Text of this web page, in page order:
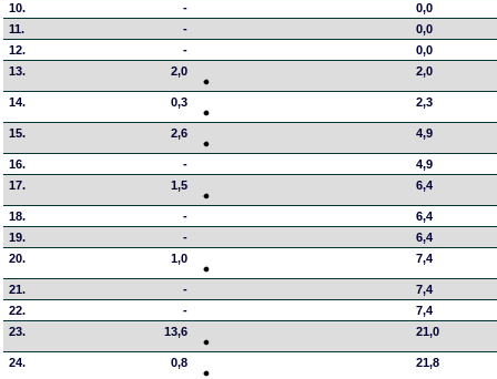
10.
-
0,0
11.
-
0,0
12.
-
0,0
13.
2,0 2,0
14. 0,3 2,3
15. 2,6 4,9
16. -
4,9
17.
1,5 6,4
18. -
6,4
19.
-
6,4
20.
1,0 7,4
21. -
7,4
22.
-
7,4
23.
13,6 21,0
24. 0,8 21,8